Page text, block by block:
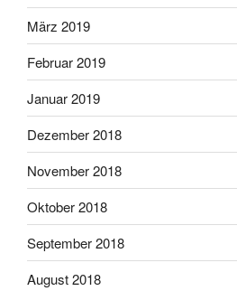
März 2019
Februar 2019
Januar 2019
Dezember 2018
November 2018
Oktober 2018
September 2018
August 2018